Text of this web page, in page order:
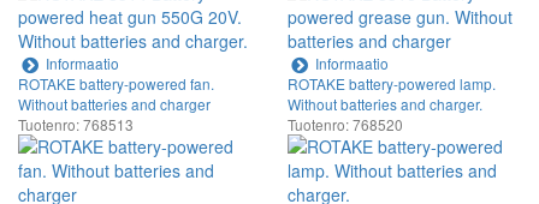
Informaatio
Informaatio
ROTAKE battery-powered fan.
Without batteries and charger
Tuotenro: 768513
ROTAKE battery-powered lamp.
Without batteries and charger.
Tuotenro: 768520